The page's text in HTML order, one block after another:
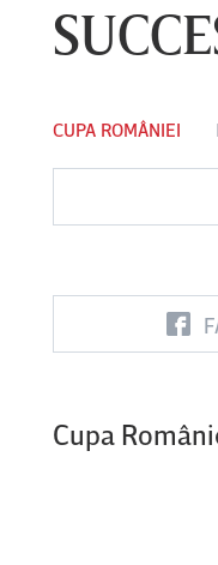
CUPA ROMÂNIEI
Cupa
FC Botoşani
Vs
Corvinul